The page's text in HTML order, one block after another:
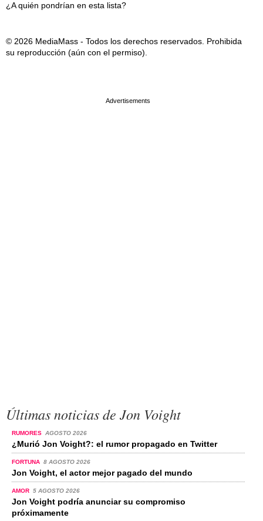
¿A quién pondrían en esta lista?
© 2026 MediaMass - Todos los derechos reservados. Prohibida
su reproducción (aún con el permiso).
Últimas noticias de Jon Voight
RUMORES AGOSTO 2026
¿Murió Jon Voight?: el rumor propagado en Twitter
FORTUNA 8 AGOSTO 2026
Jon Voight, el actor mejor pagado del mundo
AMOR 5 AGOSTO 2026
Jon Voight podría anunciar su compromiso
próximamente